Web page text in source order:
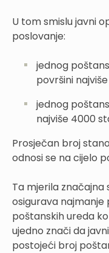
U tom smislu javni
poslovanje:
jednog
površini
jednog
najviše 4000
Prosječan broj
odnosi se na cijelo
Ta mjerila značajna
osigurava
poštanskih ureda
ujedno znači da
postojeći broj